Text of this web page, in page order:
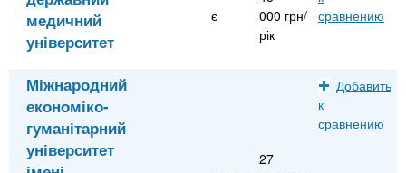
медичний
університет
є
000 грн/
рік
сравнению
Міжнародний
економіко-
гуманітарний
університет
27
Добавить
к
сравнению